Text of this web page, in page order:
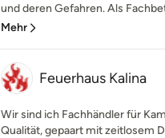
und deren Gefahren. Als
Mehr
Feuerhaus Kalina
Wir sind ich Fachhändler für
Qualität, gepaart mit zeitlosem